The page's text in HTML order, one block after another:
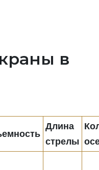
в
Длина
стрелы